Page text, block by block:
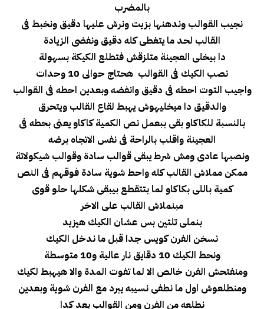
بالمضرب
نجيب القوالب وندهنها بزيت ونرش عليها دقيق ونخبط فى
القالب لحد ما يتغطى كله دقيق ونفضى الزيادة
دا بيخلى العجينة متلزقش فتطلع الكيكة بسهولة
نصب الكيك فى القوالب هحتاج حوالى 10 وحدات
واجيب التوت احطه فى دقيق وانفضه وبعدين احطه فى القوالب
والدقيق دا ميخليهوش يهبط لقاع القالب ويتحرق
بالنسبة للكاكاو بقى ببعمل نص الكمية كاكاو يعنى بحطه فى
العجينة واقلب بالراحة فى نفس الاتجاه برضه
ونصبها عادى ومش شرط يبقى قوالب سادة وقوالب شيكولاتة
ممكن مملاش القالب كله واحط شوية سادة فوقهم فى النص
كمية باللى بكاكاو لما بتتقطع بيبقى شكلها حلو قوى
مبنملاش القالب على الاخر
بنملى تلتين بس عشان الكيك هيزيد
نسخن الفرن كويس جدا قبل ما ندخل الكيك
ونحط الكيك 10 دقايق نار عالية و10 متوسطة
ومنفتحش الفرن خالص الا لما تفوت المدة والا هيهبط لكيك
ومنطلعوش اول ما نطفى نسيبه يبرد مع الفرن شوية وبعدين
نطلعه من الفرن ومن القوالب بعد كدا